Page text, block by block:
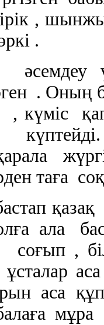
,
.
. Оның
, күміс
таға
ала
соғып ,
аса
балаға